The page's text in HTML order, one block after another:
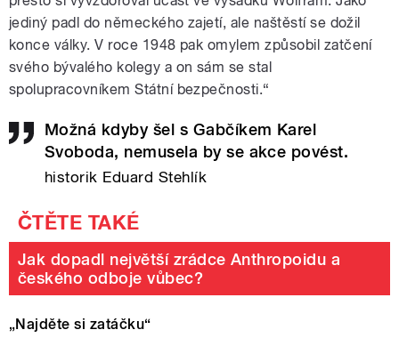
jediný padl do německého zajetí, ale naštěstí se dožil
konce války. V roce 1948 pak omylem způsobil zatčení
svého bývalého kolegy a on sám se stal
spolupracovníkem Státní bezpečnosti.“
Možná kdyby šel s Gabčíkem Karel
Svoboda, nemusela by se akce povést.
historik Eduard Stehlík
Jak dopadl největší zrádce Anthropoidu a
českého odboje vůbec?
„Najděte si zatáčku“